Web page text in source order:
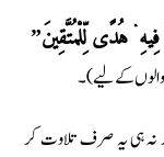
هُدًى لِّلْمُتَّقِينَ”
کے لیے)۔
نہ ہی یہ صرف تلاوت کر